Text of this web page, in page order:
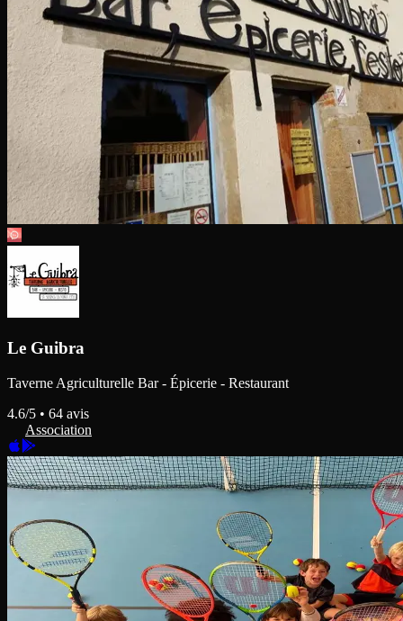
Le Guibra
Taverne Agriculturelle Bar - Épicerie - Restaurant
4.6/5 • 64 avis
Association